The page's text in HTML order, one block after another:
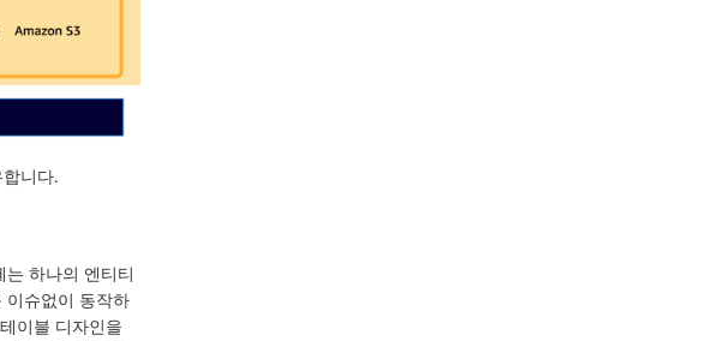
니다.
하나의 엔티티
이슈없이 동작하
이블 디자인을